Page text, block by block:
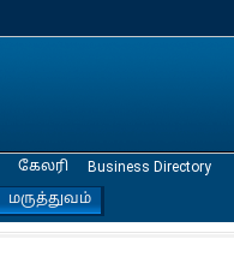
மருத்துவம்
கேலரி Business Directory